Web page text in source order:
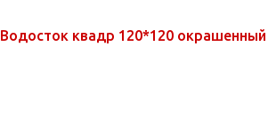
Водосток квадр 120*120 окрашенный